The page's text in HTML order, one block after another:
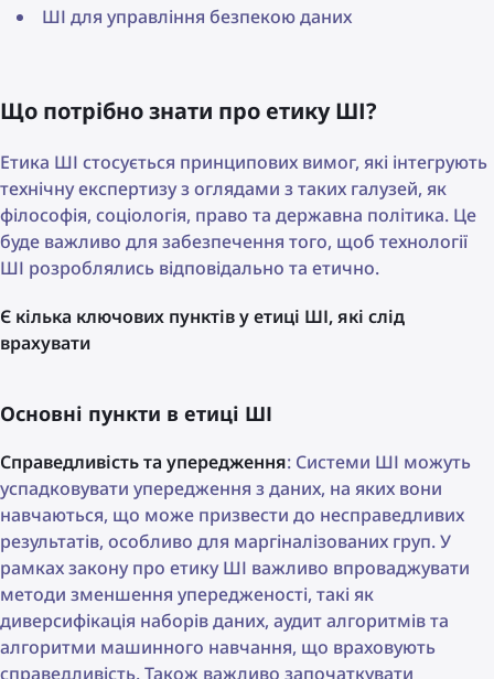
ШІ для управління безпекою даних
Що потрібно знати про етику ШІ?
Етика ШІ стосується принципових вимог, які інтегрують
технічну експертизу з оглядами з таких галузей, як
філософія, соціологія, право та державна політика. Це
буде важливо для забезпечення того, щоб технології
ШІ розроблялись відповідально та етично.
Є кілька ключових пунктів у етиці ШІ, які слід
врахувати
Основні пункти в етиці ШІ
Справедливість та упередження: Системи ШІ можуть
успадковувати упередження з даних, на яких вони
навчаються, що може призвести до несправедливих
результатів, особливо для маргіналізованих груп. У
рамках закону про етику ШІ важливо впроваджувати
методи зменшення упередженості, такі як
диверсифікація наборів даних, аудит алгоритмів та
алгоритми машинного навчання, що враховують
справедливість. Також важливо започаткувати